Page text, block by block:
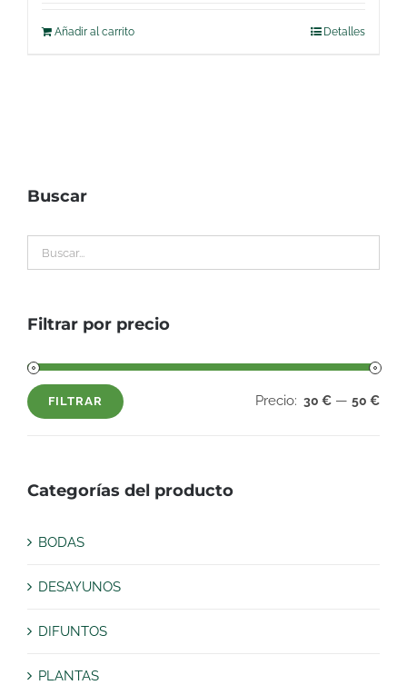
Añadir al carrito Detalles
Buscar
Filtrar por precio
Precio
Precio
FILTRAR Precio: 30 € — 50 €
Categorías del producto
BODAS
DESAYUNOS
DIFUNTOS
PLANTAS